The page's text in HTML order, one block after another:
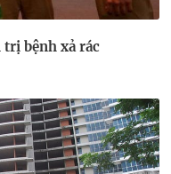
bệnh xả rác